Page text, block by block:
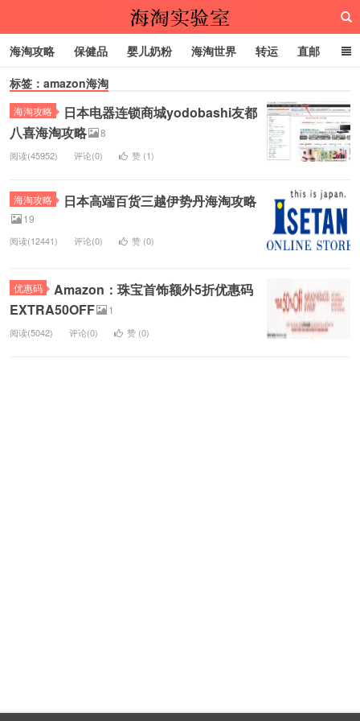
海淘攻略 保健品 婴儿奶粉 海淘世界 转运 直邮
代购服务
标签：amazon海淘
海淘攻略
日本电器连锁商城yodobashi友都
八喜海淘攻略
8
阅读(45952) 评论(0) 赞 (1)
海淘攻略 日本高端百货三越伊势丹海淘攻略
19
阅读(12441) 评论(0) 赞 (0)
优惠码
Amazon：珠宝首饰额外5折优惠码
EXTRA50OFF
1
阅读(5042) 评论(0) 赞 (0)